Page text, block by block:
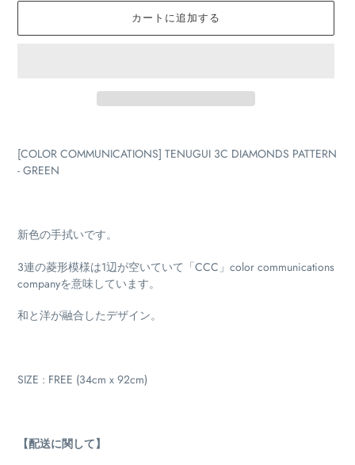
カートに追加する
ー
ト
に
を
加
す
[COLOR COMMUNICATIONS] TENUGUI 3C DIAMONDS PATTERN
- GREEN
新色の手拭いです。
3連の菱形模様は1辺が空いていて「CCC」color communications
companyを意味しています。
和と洋が融合したデザイン。
SIZE : FREE (34cm x 92cm)
【配送に関して】